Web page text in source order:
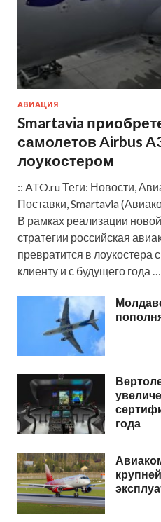
АВИАЦИЯ
Smartavia
самолетов Airbus
лоукостером
:: ATO.ru Теги: Новости,
Поставки, Smartavia
В рамках реализации
стратегии российская
превратится в
клиенту и с будущего года …
года